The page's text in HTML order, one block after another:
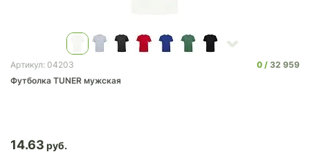
Артикул: 04203 0
32 959
Футболка TUNER мужская
14.63